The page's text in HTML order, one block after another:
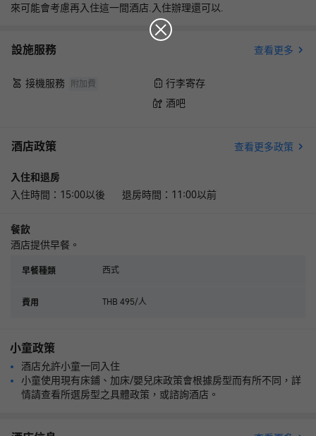
來可能會考慮再入住這一間酒店.入住辦理還可以.
設施服務 查看更多
接機服務 附加費
行李寄存
酒吧
酒店政策 查看更多政策
入住和退房
入住時間：15:00以後 退房時間：11:00以前
餐飲
酒店提供早餐。
早餐種類 西式
費用 THB 495/人
小童政策
酒店允許小童一同入住
小童使用現有床鋪、加床/嬰兒床政策會根據房型而有所不同，詳
情請查看所選房型之具體政策，或諮詢酒店。